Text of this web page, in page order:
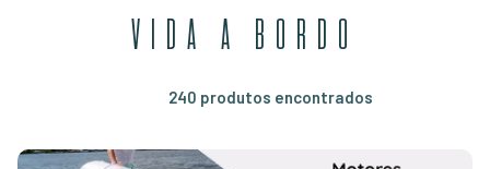
VIDA A BORDO
240 produtos